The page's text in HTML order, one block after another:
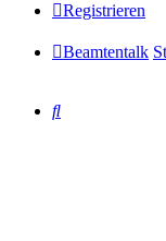
Registrieren
Beamtentalk
Suche